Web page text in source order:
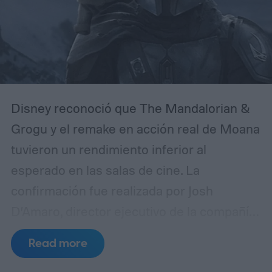
Disney reconoció que The Mandalorian &
Grogu y el remake en acción real de Moana
tuvieron un rendimiento inferior al
esperado en las salas de cine. La
durante una llamada con inversores en la
que se analizaron los resultados
Read more